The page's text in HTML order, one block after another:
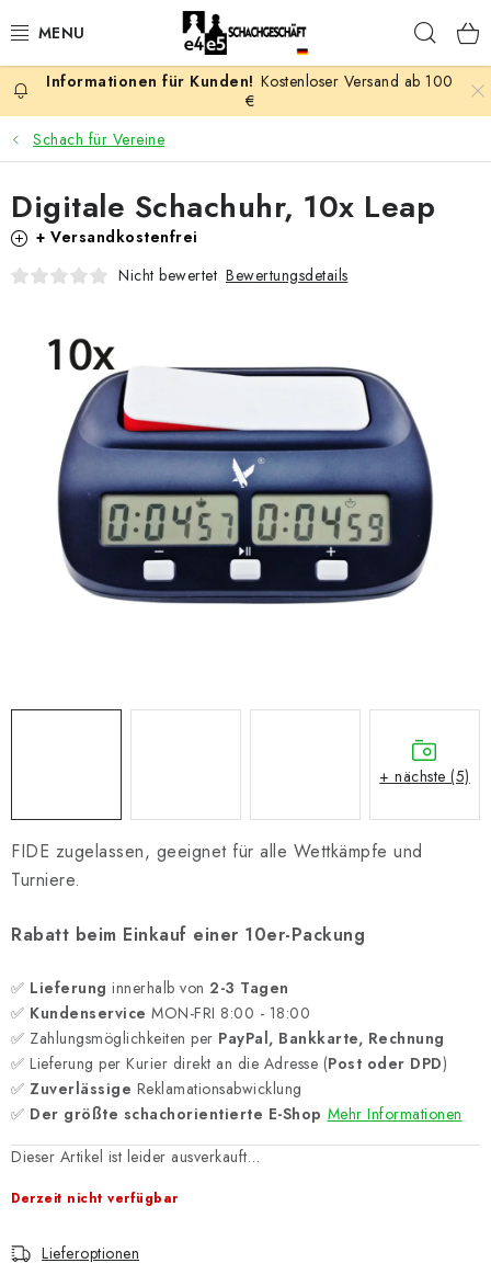
Inhalt
AKTION
SCHACHSPIELE
SCHACHFIGUREN
SCHACHBRETTER
SCHACHBÜCHER
SCHACH-ANTIQUITÄTENLADEN
SCHACH ONLINE
SCHACH-MERCH
SCHACH GESCHENKE
Geschäftsbedingungen
Kostenloser Versand ab 100
€
Schach für Vereine
FIDE zugelassen, geeignet für alle Wettkämpfe und
Turniere.
Rabatt beim Einkauf einer 10er-Packung
✅ Lieferung innerhalb von 2-3 Tagen
✅ Kundenservice MON-FRI 8:00 - 18:00
✅ Zahlungsmöglichkeiten per PayPal, Bankkarte, Rechnung
✅ Lieferung per Kurier direkt an die Adresse (Post oder DPD)
✅ Zuverlässige Reklamationsabwicklung
✅ Der größte schachorientierte E-Shop Mehr Informationen
Dieser Artikel ist leider ausverkauft…
Derzeit nicht verfügbar
Lieferoptionen
Digitale Schachuhr, 10x Leap
+ Versandkostenfrei
Nicht bewertet Bewertungsdetails
+ nächste (5)